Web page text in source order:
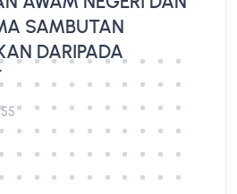
SAMBUTAN
DARIPADA